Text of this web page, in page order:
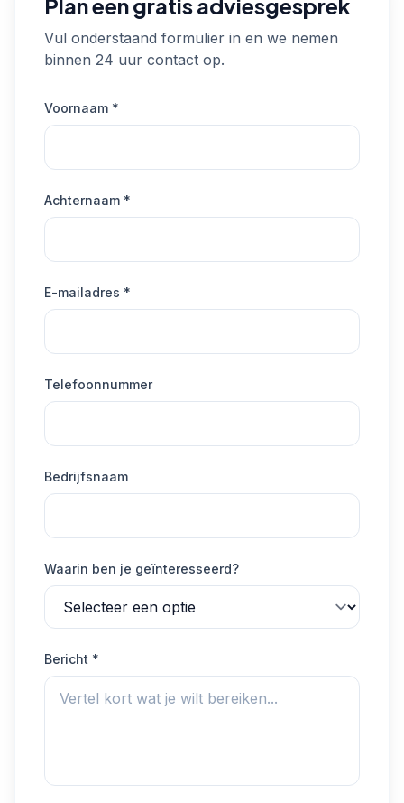
Plan een gratis adviesgesprek
Vul onderstaand formulier in en we nemen
binnen 24 uur contact op.
Voornaam *
Achternaam *
E-mailadres *
Telefoonnummer
Bedrijfsnaam
Waarin ben je geïnteresseerd?
Bericht *